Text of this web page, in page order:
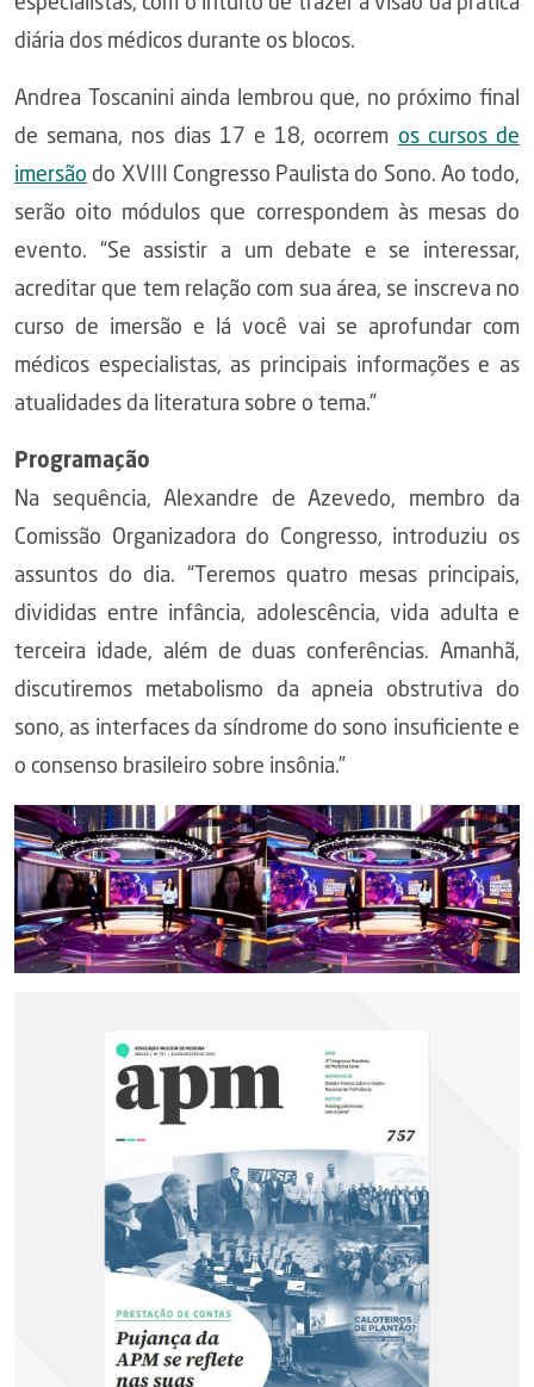
diária dos médicos durante os blocos.
Andrea Toscanini ainda lembrou que, no próximo final
de semana, nos dias 17 e 18, ocorrem os cursos de
imersão do XVIII Congresso Paulista do Sono. Ao todo,
serão oito módulos que correspondem às mesas do
evento. “Se assistir a um debate e se interessar,
acreditar que tem relação com sua área, se inscreva no
curso de imersão e lá você vai se aprofundar com
médicos especialistas, as principais informações e as
atualidades da literatura sobre o tema.”
Programação
Na sequência, Alexandre de Azevedo, membro da
Comissão Organizadora do Congresso, introduziu os
assuntos do dia. “Teremos quatro mesas principais,
divididas entre infância, adolescência, vida adulta e
terceira idade, além de duas conferências. Amanhã,
discutiremos metabolismo da apneia obstrutiva do
sono, as interfaces da síndrome do sono insuficiente e
o consenso brasileiro sobre insônia.”